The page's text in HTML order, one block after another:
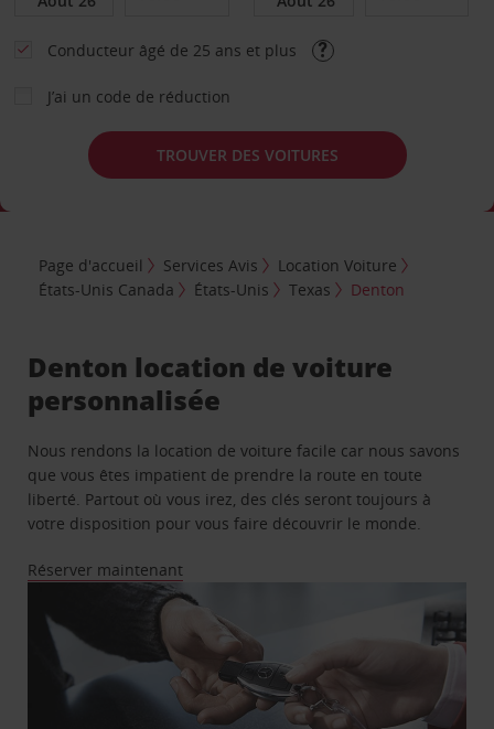
Conducteur âgé de 25 ans et plus
J’ai un code de réduction
TROUVER DES VOITURES
Page d'accueil Services Avis
Location Voiture
États-Unis Canada
États-Unis Texas Denton
Denton location de voiture
personnalisée
Nous rendons la location de voiture facile car nous savons
que vous êtes impatient de prendre la route en toute
liberté. Partout où vous irez, des clés seront toujours à
votre disposition pour vous faire découvrir le monde.
Réserver maintenant